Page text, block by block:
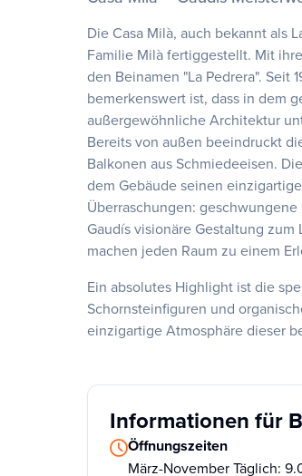
Die Casa Milà, auch bekannt als
Familie Milà fertiggestellt. Mit
den Beinamen "La Pedrera". Seit
bemerkenswert ist, dass in dem
außergewöhnliche Architektur
Bereits von außen beeindruckt
Balkonen aus Schmiedeeisen.
dem Gebäude seinen
Überraschungen:
Gaudís visionäre Gestaltung
machen jeden Raum zu einem
Ein absolutes Highlight ist die
Schornsteinfiguren und
einzigartige Atmosphäre dieser
Informationen für
Öffnungszeiten
März-November Täglich: